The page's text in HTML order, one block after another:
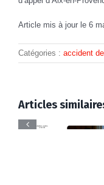
Article mis à jour le 6
Catégories : accident
Articles
du